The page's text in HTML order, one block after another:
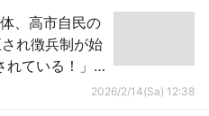
、高市自民の
れ徴兵制が始
ている！」
2026/2/14(Sa) 12:38